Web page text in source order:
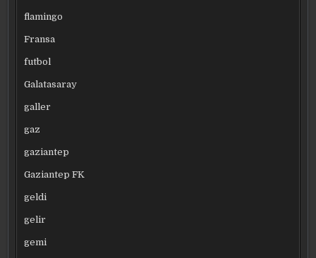
flamingo
Fransa
futbol
Galatasaray
galler
gaz
gaziantep
Gaziantep FK
geldi
gelir
gemi